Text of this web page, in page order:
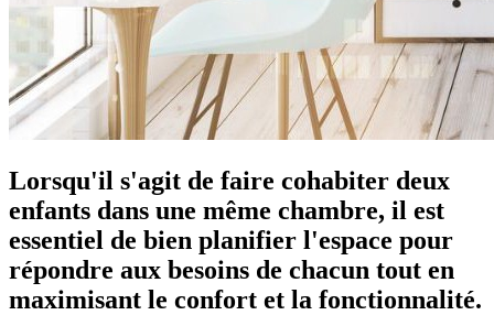
Lorsqu'il s'agit de faire cohabiter deux
enfants dans une même chambre, il est
essentiel de bien planifier l'espace pour
répondre aux besoins de chacun tout en
maximisant le confort et la fonctionnalité.